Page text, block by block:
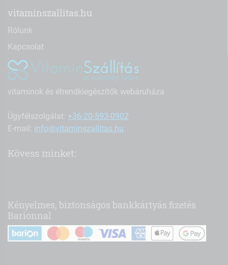
vitaminszallitas.hu
Rólunk
Kapcsolat
vitaminok és étrendkiegészítők webáruháza
Ügyfélszolgálat: +36-20-593-0902
E-mail: info@vitaminszallitas.hu
Kövess minket:
Kényelmes, biztonságos bankkártyás fizetés
Barionnal